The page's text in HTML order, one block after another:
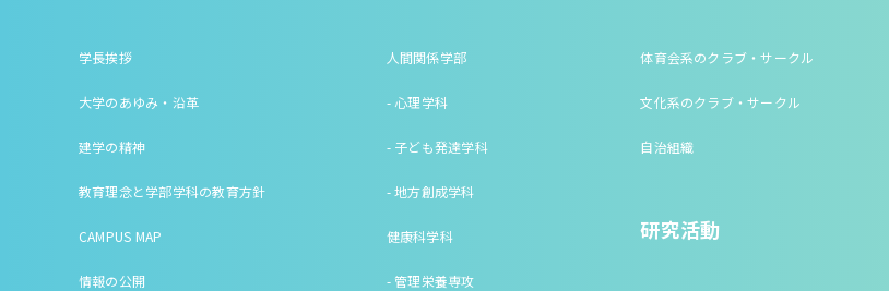
学長挨拶
大学のあゆみ・沿革
建学の精神
教育理念と学部学科の教育方針
CAMPUS MAP
情報の公開
人間関係学部
- 心理学科
- 子ども発達学科
- 地方創成学科
健康科学科
- 管理栄養専攻
体育会系のクラブ・サークル
文化系のクラブ・サークル
自治組織
研究活動